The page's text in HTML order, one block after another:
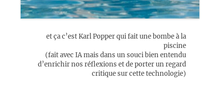
et ça c’est Karl Popper qui fait une bombe à la
piscine
(fait avec IA mais dans un souci bien entendu
d’enrichir nos réflexions et de porter un regard
critique sur cette technologie)